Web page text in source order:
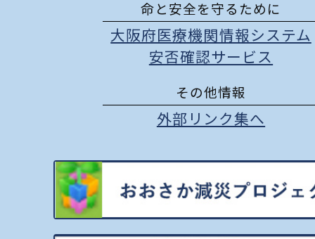
命と安全を守るために
大阪府医療機関情報システム
安否確認サービス
その他情報
外部リンク集へ